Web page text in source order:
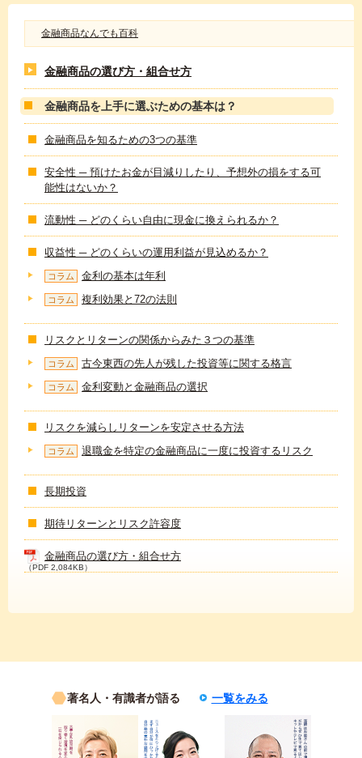
金融商品なんでも百科
金融商品の選び方・組合せ方
金融商品を上手に選ぶための基本は？
金融商品を知るための3つの基準
安全性 ─ 預けたお金が目減りしたり、予想外の損をする可
能性はないか？
流動性 ─ どのくらい自由に現金に換えられるか？
収益性 ─ どのくらいの運用利益が見込めるか？
コラム 金利の基本は年利
コラム 複利効果と72の法則
リスクとリターンの関係からみた３つの基準
コラム 古今東西の先人が残した投資等に関する格言
コラム 金利変動と金融商品の選択
リスクを減らしリターンを安定させる方法
コラム 退職金を特定の金融商品に一度に投資するリスク
長期投資
期待リターンとリスク許容度
金融商品の選び方・組合せ方
（PDF 2,084KB）
著名人・有識者が語る 一覧をみる